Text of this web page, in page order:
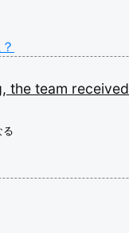
the team received
る